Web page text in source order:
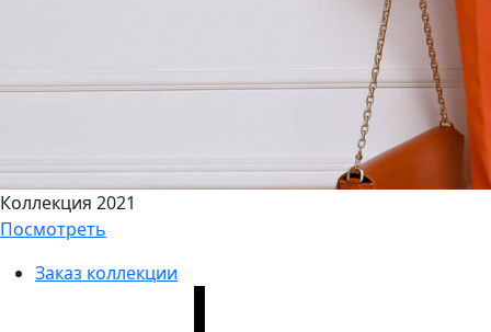
Коллекция 2021
Посмотреть
Заказ коллекции